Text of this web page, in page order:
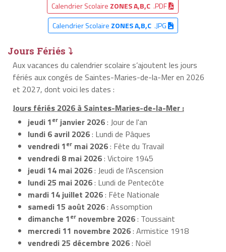
Calendrier Scolaire ZONES A,B,C .PDF
Calendrier Scolaire ZONES A,B,C.JPG
Jours Fériés ⤵
Aux vacances du calendrier scolaire s’ajoutent les jours
fériés aux congés de Saintes-Maries-de-la-Mer en 2026
et 2027, dont voici les dates :
Jours fériés 2026 à Saintes-Maries-de-la-Mer :
jeudi 1er janvier 2026: Jour de l'an
lundi 6 avril 2026: Lundi de Pâques
vendredi 1er mai 2026: Fête du Travail
vendredi 8 mai 2026: Victoire 1945
jeudi 14 mai 2026: Jeudi de l'Ascension
lundi 25 mai 2026: Lundi de Pentecôte
mardi 14 juillet 2026: Fête Nationale
samedi 15 août 2026: Assomption
dimanche 1er novembre 2026: Toussaint
mercredi 11 novembre 2026: Armistice 1918
vendredi 25 décembre 2026: Noël